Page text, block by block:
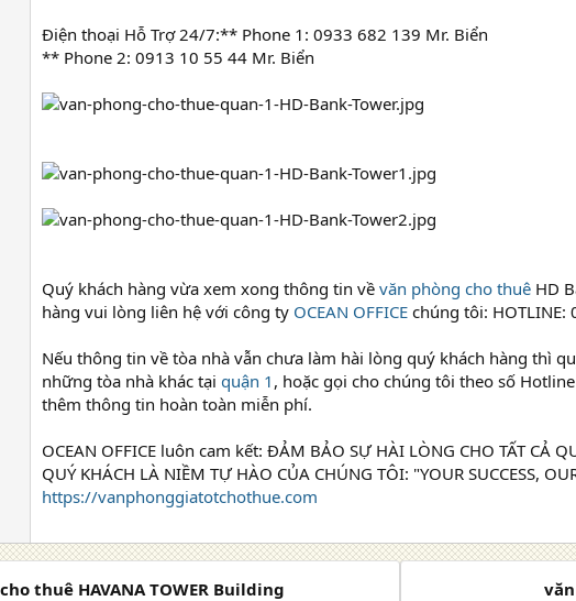
Điện thoại Hỗ Trợ 24/7:** Phone 1: 0933 682 139 Mr. Biển
** Phone 2: 0913 10 55 44 Mr. Biển
Quý khách hàng vừa xem xong thông tin về văn phòng cho thuê HD
hàng vui lòng liên hệ với công ty OCEAN OFFICE chúng tôi:
Nếu thông tin về tòa nhà vẫn chưa làm hài lòng quý khách hàng thì
những tòa nhà khác tại quận 1 , hoặc gọi cho chúng tôi theo số
thêm thông tin hoàn toàn miễn phí.
OCEAN OFFICE luôn cam kết: ĐẢM BẢO SỰ HÀI LÒNG CHO TẤT CẢ
QUÝ KHÁCH LÀ NIỀM TỰ HÀO CỦA CHÚNG TÔI: "YOUR SUCCESS,
https://vanphonggiatotchothue.com
thuê HAVANA TOWER Building